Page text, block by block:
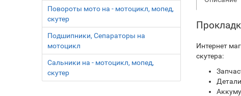
Повороты мото на - мотоцикл, мопед,
скутер
Подшипники, Сепараторы на
мотоцикл
Сальники на - мотоцикл, мопед,
скутер
Интернет
скутера: